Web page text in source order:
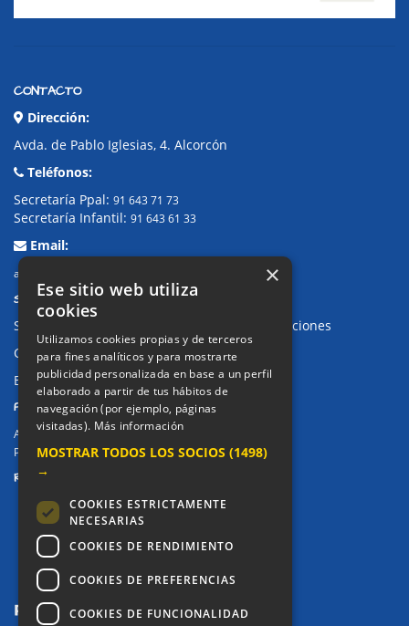
CONTACTO
Dirección:
Avda. de Pablo Iglesias, 4. Alcorcón
Teléfonos:
Secretaría Ppal: 91 643 71 73
Secretaría Infantil: 91 643 61 33
Email:
alkor@colegioalkor.com
SUGERENCIAS Y CANAL DE DENUNCIAS
Sugerencias, Quejas, Reclamaciones y Felicitaciones
Canal de denuncias
Buzón denuncia drogas CM
PRIVACIDAD
Aviso legal / Política de privacidad
Política de Cookies
REDES SOCIALES
×
Ese sitio web utiliza
cookies
Utilizamos cookies propias y de terceros
para fines analíticos y para mostrarte
publicidad personalizada en base a un perfil
elaborado a partir de tus hábitos de
navegación (por ejemplo, páginas
visitadas). Más información
MOSTRAR TODOS LOS SOCIOS (1498)
→
COOKIES ESTRICTAMENTE
NECESARIAS
COOKIES DE RENDIMIENTO
COOKIES DE PREFERENCIAS
COOKIES DE FUNCIONALIDAD